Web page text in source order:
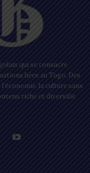
qui se consacre
liées au Togo. Des
la culture sans
riche et diversifié.